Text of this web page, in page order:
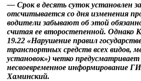
— Срок в десять суток установлен
отсчитывается со дня изменения
водители забывают об этой
считая ее второстепенной.
19.22 «Нарушение правил
транспортных средств всех видов,
установок») четко предусматривает
несвоевременное информирование
Хаминский.